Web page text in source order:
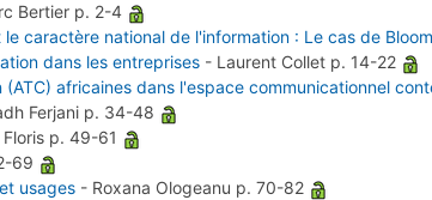
Bertier p. 2-4
caractère national de l'information : Le cas de
dans les entreprises- Laurent Collet p. 14-22
africaines dans l'espace communicationnel
Ferjani p. 34-48
p. 49-61
69
usages- Roxana Ologeanu p. 70-82